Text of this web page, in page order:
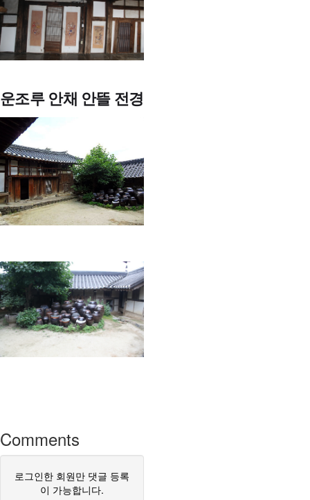
운조루 안채 안뜰 전경
Comments
로그인한 회원만 댓글 등록
이 가능합니다.